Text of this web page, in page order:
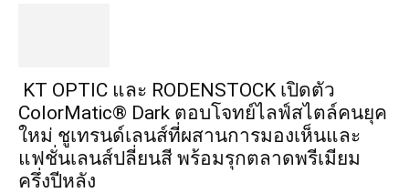
KT OPTIC และ RODENSTOCK เปิดตัว
ColorMatic® Dark ตอบโจทย์ไลฟ์สไตล์คนยุค
ใหม่ ชูเทรนด์เลนส์ที่ผสานการมองเห็นและ
แฟชั่นเลนส์ปลี่ยนสี พร้อมรุกตลาดพรีเมียม
ครึ่งปีหลัง